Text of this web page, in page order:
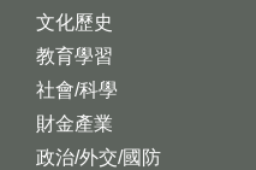
文化歷史
教育學習
社會/科學
財金產業
政治/外交/國防